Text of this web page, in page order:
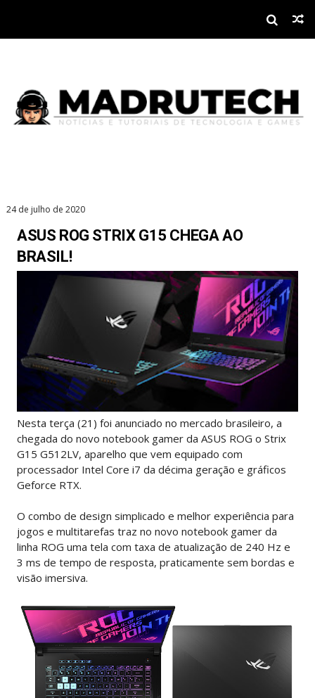
24 de julho de 2020
ASUS ROG STRIX G15 CHEGA AO
BRASIL!
Nesta terça (21) foi anunciado no mercado brasileiro, a
chegada do novo notebook gamer da ASUS ROG o Strix
G15 G512LV, aparelho que vem equipado com
processador Intel Core i7 da décima geração e gráficos
Geforce RTX.
O combo de design simplicado e melhor experiência para
jogos e multitarefas traz no novo notebook gamer da
linha ROG uma tela com taxa de atualização de 240 Hz e
3 ms de tempo de resposta, praticamente sem bordas e
visão imersiva.